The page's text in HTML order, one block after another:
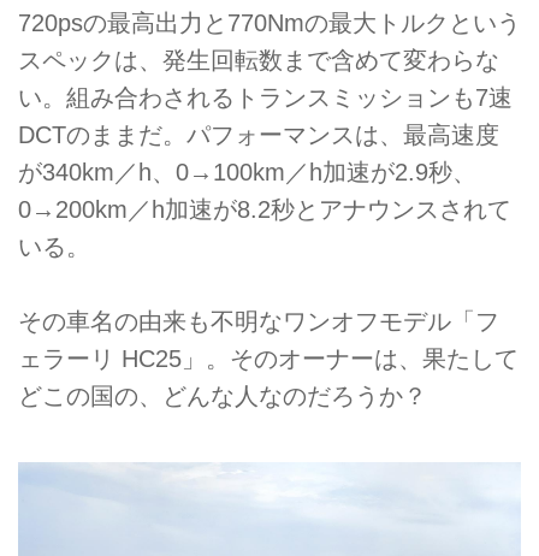
720psの最高出力と770Nmの最大トルクという
スペックは、発生回転数まで含めて変わらな
い。組み合わされるトランスミッションも7速
DCTのままだ。パフォーマンスは、最高速度
が340km／h、0→100km／h加速が2.9秒、
0→200km／h加速が8.2秒とアナウンスされて
いる。
その車名の由来も不明なワンオフモデル「フ
ェラーリ HC25」。そのオーナーは、果たして
どこの国の、どんな人なのだろうか？